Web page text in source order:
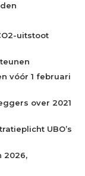
uitstoot
vóór 1 februari
over 2021
UBO’s
2026,